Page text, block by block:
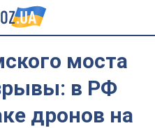
моста
в РФ
дронов на